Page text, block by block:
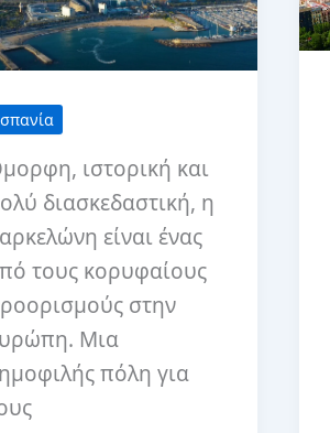
ιστορική και
διασκεδαστική, η
είναι ένας
τους κορυφαίους
στην
Μια
πόλη για